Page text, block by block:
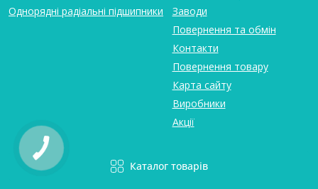
Однорядні радіальні підшипники
Заводи
Повернення та обмін
Контакти
Повернення товару
Карта сайту
Виробники
Акції
Каталог товарів